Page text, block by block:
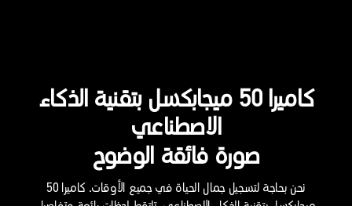
كاميرا 50 ميجابكسل بتقنية الذكاء
الاصطناعي
صورة فائقة الوضوح
نحن بحاجة لتسجيل جمال الحياة في جميع الأوقات. كاميرا 50